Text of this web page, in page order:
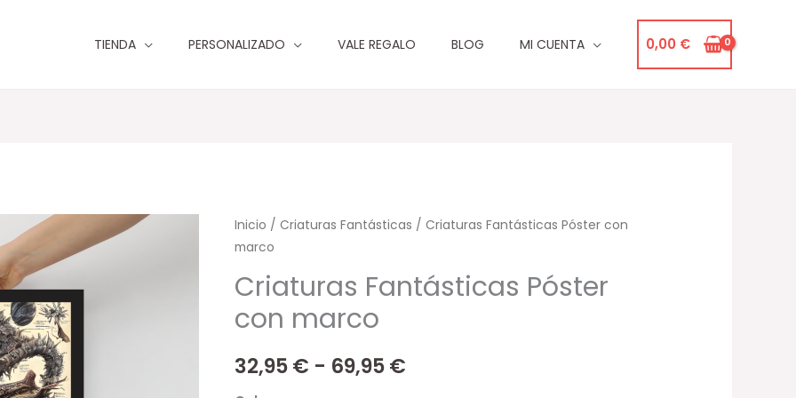
TIENDA PERSONALIZADO VALE REGALO BLOG MI CUENTA 0,00 €
Inicio / Criaturas Fantásticas / Criaturas Fantásticas Póster con
marco
Criaturas Fantásticas Póster
con marco
32,95€ - 69,95€
Rango
precios:
Criaturas
Fantásticas
Póster
con
marco